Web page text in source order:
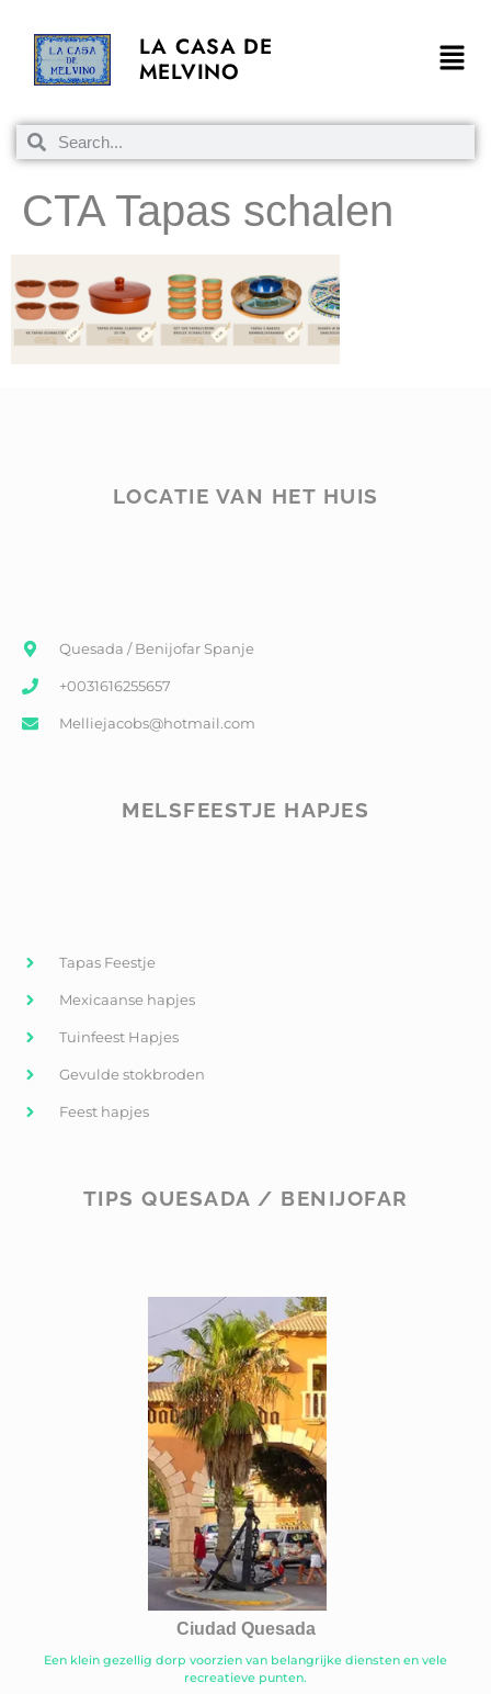
LA CASA DE
MELVINO
CTA Tapas schalen
LOCATIE VAN HET HUIS
Quesada / Benijofar Spanje
+0031616255657
Melliejacobs@hotmail.com
MELSFEESTJE HAPJES
Tapas Feestje
Mexicaanse hapjes
Tuinfeest Hapjes
Gevulde stokbroden
Feest hapjes
TIPS QUESADA / BENIJOFAR
Ciudad Quesada
Een klein gezellig dorp voorzien van belangrijke diensten en vele
recreatieve punten.